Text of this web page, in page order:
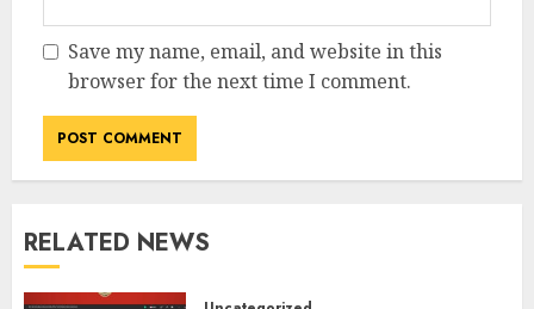
Save my name, email, and website in this
browser for the next time I comment.
RELATED NEWS